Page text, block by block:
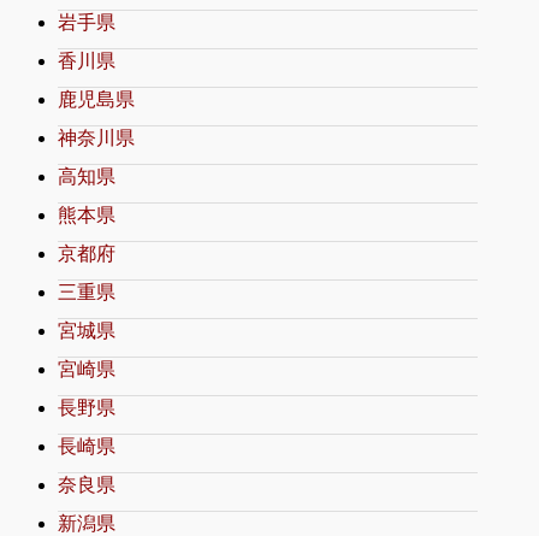
岩手県
香川県
鹿児島県
神奈川県
高知県
熊本県
京都府
三重県
宮城県
宮崎県
長野県
長崎県
奈良県
新潟県